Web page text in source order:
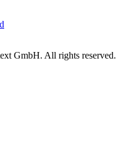
GmbH. All rights reserved.